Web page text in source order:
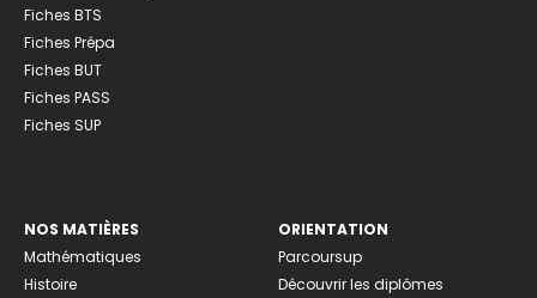
Fiches BTS
Fiches Prépa
Fiches BUT
Fiches PASS
Fiches SUP
NOS MATIÈRES
Mathématiques
Histoire
ORIENTATION
Parcoursup
Découvrir les diplômes